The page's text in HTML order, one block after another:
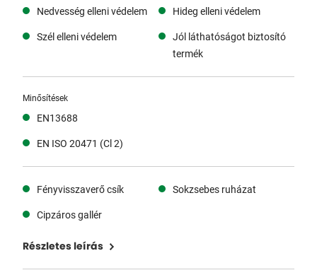
Nedvesség elleni védelem
Hideg elleni védelem
Szél elleni védelem
Jól láthatóságot biztosító
termék
Minősítések
EN13688
EN ISO 20471 (Cl 2)
Fényvisszaverő csík
Sokzsebes ruházat
Cipzáros gallér
Részletes leírás